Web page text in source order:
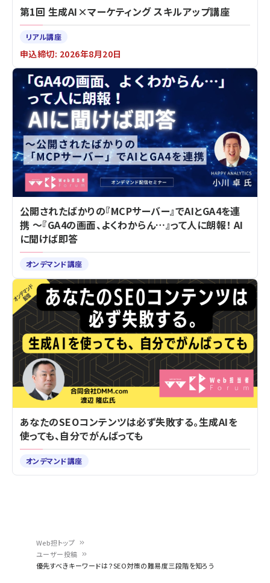
Web担トップ
ユーザー投稿
優先すべきキーワードは？SEO対策の難易度三段階を知ろう
第1回 生成AI×マーケティング スキルアップ講座
リアル講座
申込締切: 2026年8月20日
公開されたばかりの『MCPサーバー』でAIとGA4を連
携 ～『GA4の画面、よくわからん…』って人に朗報！ AI
に聞けば即答
オンデマンド講座
あなたのSEOコンテンツは必ず失敗する。生成AIを
使っても、自分でがんばっても
オンデマンド講座